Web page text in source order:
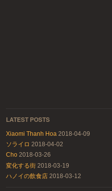
LATEST POSTS
Xiaomi Thanh Hoa 2018-04-09
ソライロ 2018-04-02
Cho 2018-03-26
変化する街 2018-03-19
ハノイの飲食店 2018-03-12